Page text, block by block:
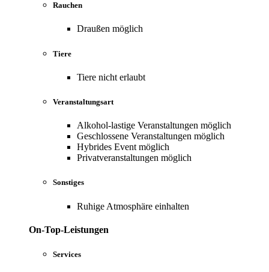
Rauchen
Draußen möglich
Tiere
Tiere nicht erlaubt
Veranstaltungsart
Alkohol-lastige Veranstaltungen möglich
Geschlossene Veranstaltungen möglich
Hybrides Event möglich
Privatveranstaltungen möglich
Sonstiges
Ruhige Atmosphäre einhalten
On-Top-Leistungen
Services